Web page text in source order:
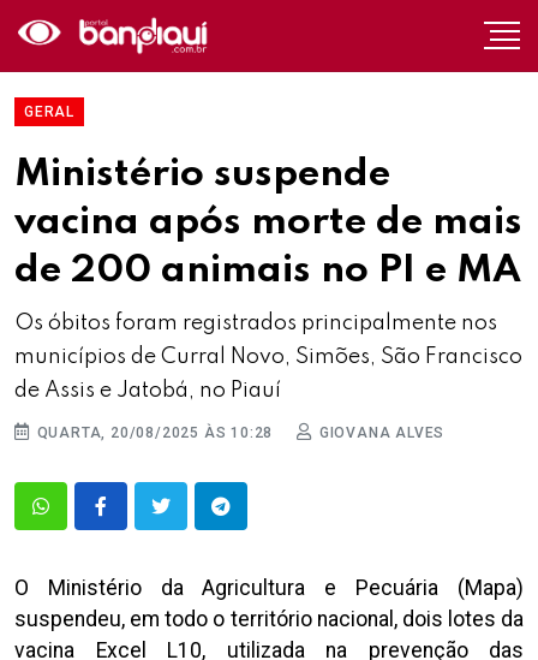
GERAL
Ministério suspende
vacina após morte de mais
de 200 animais no PI e MA
Os óbitos foram registrados principalmente nos
municípios de Curral Novo, Simões, São Francisco
de Assis e Jatobá, no Piauí
QUARTA, 20/08/2025 ÀS 10:28 GIOVANA ALVES
O Ministério da Agricultura e Pecuária (Mapa)
suspendeu, em todo o território nacional, dois lotes da
vacina Excel L10, utilizada na prevenção das